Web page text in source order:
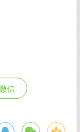
信